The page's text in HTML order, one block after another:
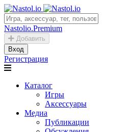
Nastolio.Premium
Добавить
Вход
Регистрация
Каталог
Игры
Аксессуары
Медиа
Публикации